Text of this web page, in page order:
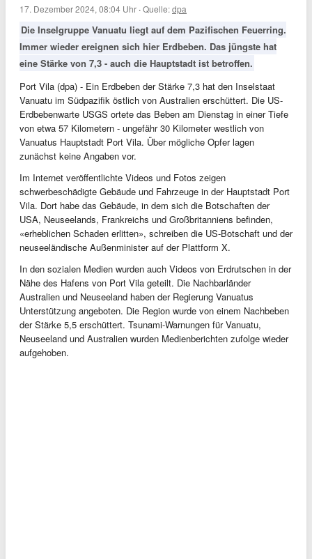
17. Dezember 2024, 08:04 Uhr ·Quelle:dpa
Die Inselgruppe Vanuatu liegt auf dem Pazifischen Feuerring.
Immer wieder ereignen sich hier Erdbeben. Das jüngste hat
eine Stärke von 7,3 - auch die Hauptstadt ist betroffen.
Port Vila (dpa) - Ein Erdbeben der Stärke 7,3 hat den Inselstaat
Vanuatu im Südpazifik östlich von Australien erschüttert. Die US-
Erdbebenwarte USGS ortete das Beben am Dienstag in einer Tiefe
von etwa 57 Kilometern - ungefähr 30 Kilometer westlich von
Vanuatus Hauptstadt Port Vila. Über mögliche Opfer lagen
zunächst keine Angaben vor.
Im Internet veröffentlichte Videos und Fotos zeigen
schwerbeschädigte Gebäude und Fahrzeuge in der Hauptstadt Port
Vila. Dort habe das Gebäude, in dem sich die Botschaften der
USA, Neuseelands, Frankreichs und Großbritanniens befinden,
«erheblichen Schaden erlitten», schreiben die US-Botschaft und der
neuseeländische Außenminister auf der Plattform X.
In den sozialen Medien wurden auch Videos von Erdrutschen in der
Nähe des Hafens von Port Vila geteilt. Die Nachbarländer
Australien und Neuseeland haben der Regierung Vanuatus
Unterstützung angeboten. Die Region wurde von einem Nachbeben
der Stärke 5,5 erschüttert. Tsunami-Warnungen für Vanuatu,
Neuseeland und Australien wurden Medienberichten zufolge wieder
aufgehoben.